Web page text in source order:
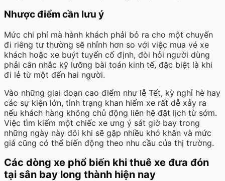
Nhược điểm cần lưu ý
Mức chi phí mà hành khách phải bỏ ra cho một chuyến
đi riêng tư thường sẽ nhỉnh hơn so với việc mua vé xe
khách hoặc xe buýt tuyến cố định, đòi hỏi người dùng
phải cân nhắc kỹ lưỡng bài toán kinh tế, đặc biệt là khi
đi lẻ từ một đến hai người.
Vào những giai đoạn cao điểm như lễ Tết, kỳ nghỉ hè hay
các sự kiện lớn, tình trạng khan hiếm xe rất dễ xảy ra
nếu khách hàng không chủ động liên hệ đặt lịch từ sớm.
Việc tìm kiếm một chiếc xe ưng ý sát giờ bay trong
những ngày này đôi khi sẽ gặp nhiều khó khăn và mức
giá cũng có thể biến động theo nhu cầu của thị trường.
Các dòng xe phổ biến khi thuê xe đưa đón
tại sân bay long thành hiện nay